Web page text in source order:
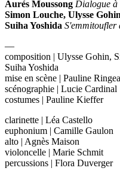
Aurés Moussong Dialogue à
Simon Louche, Ulysse Gohin
Suiha Yoshida S'emmitoufler
—
composition | Ulysse Gohin,
Suiha Yoshida
mise en scène | Pauline
scénographie | Lucie Cardinal
costumes | Pauline Kieffer
clarinette | Léa Castello
euphonium | Camille Gaulon
alto | Agnès Maison
violoncelle | Marie Schmit
percussions | Flora Duverger